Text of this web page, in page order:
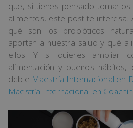
que, si tienes pensado
alimentos, este post te interesa.
qué son los probióticos
aportan a nuestra salud y qué
ellos. Y si quieres ampliar
alimentación y buenos hábitos,
doble Maestría Internacional en
Maestría Internacional en